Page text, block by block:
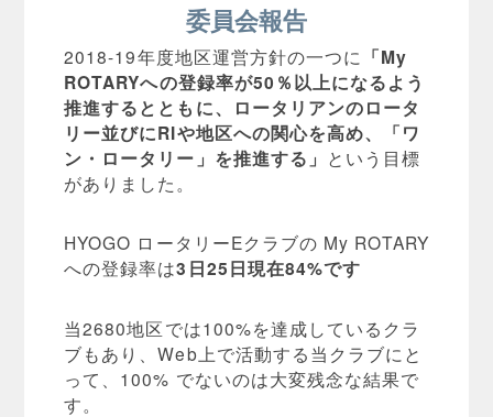
委員会報告
2018-19年度地区運営方針の一つに 「My
ROTARYへの登録率が50％以上になるよう
推進するとともに、ロータリアンのロータ
リー並びにRIや地区への関心を高め、「ワ
ン・ロータリー」を推進する」 という目標
がありました。
HYOGO ロータリーEクラブの My ROTARY
への登録率は3日25日現在84%です
当2680地区では100%を達成しているクラ
ブもあり、Web上で活動する当クラブにと
って、100% でないのは大変残念な結果で
す。